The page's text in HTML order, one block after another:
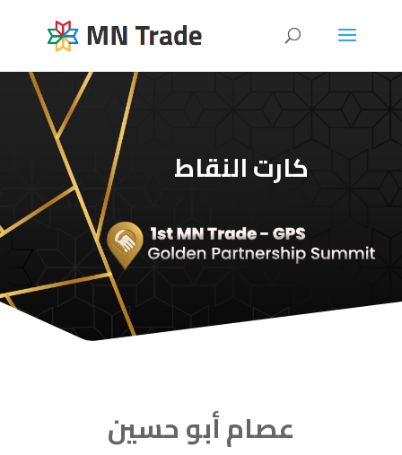
كارت النقاط
عصام أبو حسين